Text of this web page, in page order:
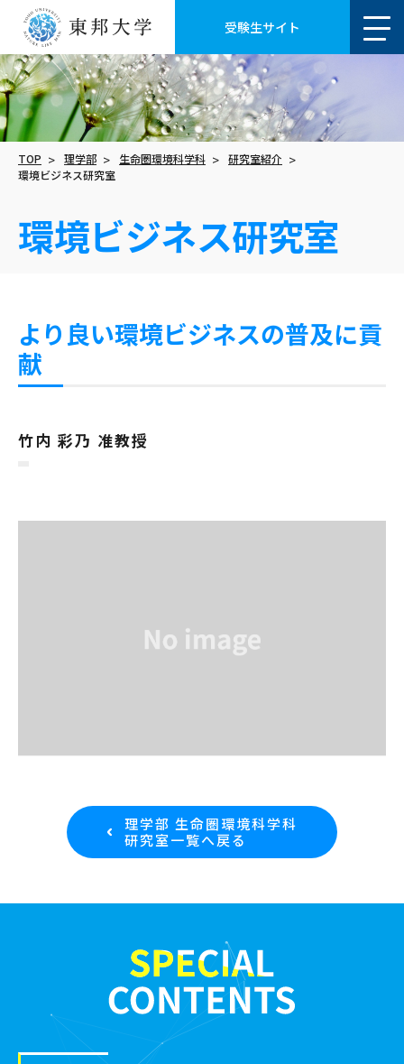
受験生サイト
より良い環境ビジネスの普及に貢
献
竹内 彩乃 准教授
理学部 生命圏環境科学科
研究室一覧へ戻る
TOP 理学部 生命圏環境科学科
研究室紹介
環境ビジネス研究室
環境ビジネス研究室